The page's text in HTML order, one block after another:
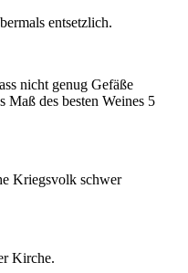
entsetzlich.
nicht genug Gefäße
Maß des besten Weines 5
Kriegsvolk schwer
Kirche.